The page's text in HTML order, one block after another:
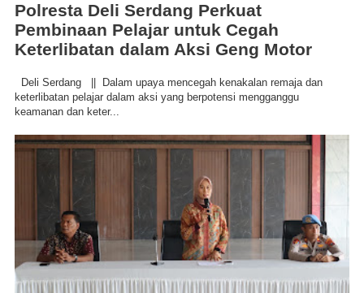
Polresta Deli Serdang Perkuat
Pembinaan Pelajar untuk Cegah
Keterlibatan dalam Aksi Geng Motor
Deli Serdang || Dalam upaya mencegah kenakalan remaja dan
keterlibatan pelajar dalam aksi yang berpotensi mengganggu
keamanan dan keter...